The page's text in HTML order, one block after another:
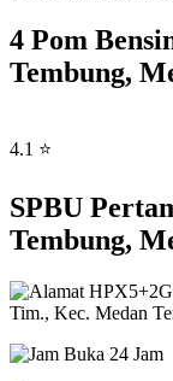
4 Pom
Tembung,
4.1 ⭐
SPBU
Tembung,
Tim., Kec. Medan
Buka 24 Jam